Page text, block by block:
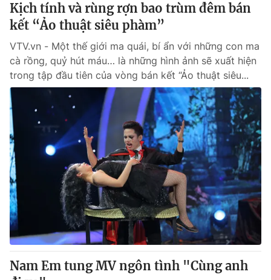
Emagazine Podcast
Photo Infographic
Video Shorts video
VTV Money VTV Thể thao
VTV Sức khoẻ Bất động sản
Thị trường 24h Tấm lòng Việt
VTV4 Vươn mình bằng AI
VTV9 VTV8
Kịch tính và rùng rợn bao trùm đêm bán
kết “Ảo thuật siêu phàm”
VTV.vn - Một thế giới ma quái, bí ẩn với những con ma
cà rồng, quỷ hút máu… là những hình ảnh sẽ xuất hiện
trong tập đầu tiên của vòng bán kết “Ảo thuật siêu...
Nam Em tung MV ngôn tình "Cùng anh